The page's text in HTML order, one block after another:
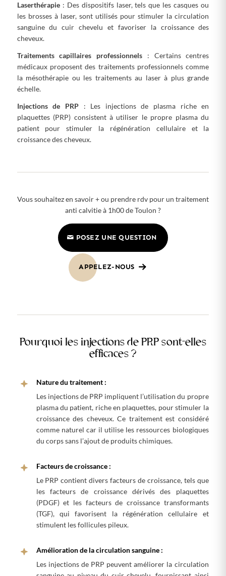
Laserthérapie: Des dispositifs laser, tels que les casques ou
les brosses à laser, sont utilisés pour stimuler la circulation
sanguine du cuir chevelu et favoriser la croissance des
cheveux.
Traitements capillaires professionnels : Certains centres
médicaux proposent des traitements professionnels comme
la mésothérapie ou les traitements au laser à plus grande
échelle.
Injections de PRP: Les injections de plasma riche en
plaquettes (PRP) consistent à utiliser le propre plasma du
patient pour stimuler la régénération cellulaire et la
croissance des cheveux.
Vous souhaitez en savoir + ou prendre rdv pour un traitement
anti calvitie à 1h00 de Toulon ?
POSEZ UNE QUESTION
APPELEZ-NOUS
Pourquoi les injections de PRP sont-elles
efficaces ?
Nature du traitement :
Les injections de PRP impliquent l’utilisation du propre
plasma du patient, riche en plaquettes, pour stimuler la
croissance des cheveux. Ce traitement est considéré
comme naturel car il utilise les ressources biologiques
du corps sans l’ajout de produits chimiques.
Facteurs de croissance :
Le PRP contient divers facteurs de croissance, tels que
les facteurs de croissance dérivés des plaquettes
(PDGF) et les facteurs de croissance transformants
(TGF), qui favorisent la régénération cellulaire et
stimulent les follicules pileux.
Amélioration de la circulation sanguine :
Les injections de PRP peuvent améliorer la circulation